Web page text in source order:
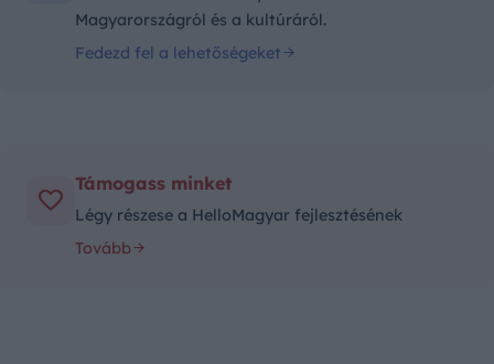
Magyarországról és a kultúráról.
Fedezd fel a lehetőségeket
Támogass minket
Légy részese a HelloMagyar fejlesztésének
Tovább